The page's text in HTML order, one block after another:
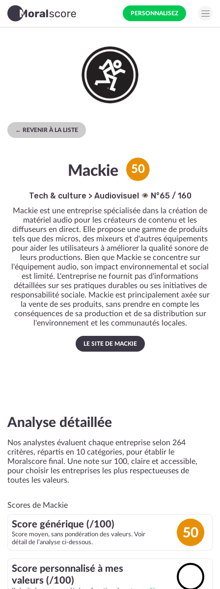
PERSONNALISEZ
← REVENIR À LA LISTE
Mackie 50
Tech & culture > Audiovisuel N°65 / 160
Mackie est une entreprise spécialisée dans la création de
matériel audio pour les créateurs de contenu et les
diffuseurs en direct. Elle propose une gamme de produits
tels que des micros, des mixeurs et d'autres équipements
pour aider les utilisateurs à améliorer la qualité sonore de
leurs productions. Bien que Mackie se concentre sur
l'équipement audio, son impact environnemental et social
est limité. L'entreprise ne fournit pas d'informations
détaillées sur ses pratiques durables ou ses initiatives de
responsabilité sociale. Mackie est principalement axée sur
la vente de ses produits, sans prendre en compte les
conséquences de sa production et de sa distribution sur
l'environnement et les communautés locales.
LE SITE DE MACKIE
Analyse détaillée
Nos analystes évaluent chaque entreprise selon 264
critères, répartis en 10 catégories, pour établir le
Moralscore final. Une note sur 100, claire et accessible,
pour choisir les entreprises les plus respectueuses de
toutes les valeurs.
Scores de Mackie
Score générique (/100)
Score moyen, sans pondération des valeurs. Voir
détail de l’analyse ci-dessous.
50
Score personnalisé à mes
valeurs (/100)